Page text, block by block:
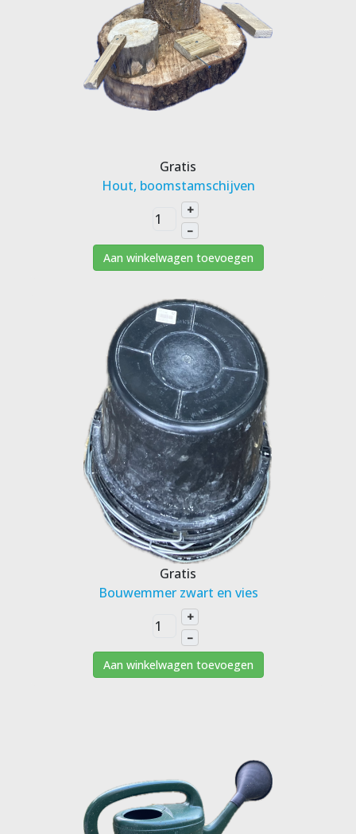
Gratis
Hout, boomstamschijven
+
–
Aan winkelwagen toevoegen
Gratis
Bouwemmer zwart en vies
+
–
Aan winkelwagen toevoegen